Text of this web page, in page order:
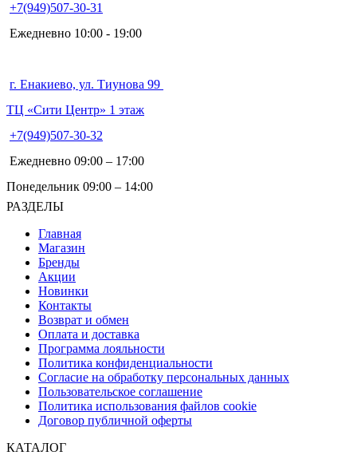
+7(949)507-30-31
Ежедневно 10:00 - 19:00
г. Енакиево, ул. Тиунова 99
ТЦ «Сити Центр» 1 этаж
+7(949)507-30-32
Ежедневно 09:00 – 17:00
Понедельник 09:00 – 14:00
РАЗДЕЛЫ
Главная
Магазин
Бренды
Акции
Новинки
Контакты
Возврат и обмен
Оплата и доставка
Программа лояльности
Политика конфиденциальности
Согласие на обработку персональных данных
Пользовательское соглашение
Политика использования файлов cookie
Договор публичной оферты
КАТАЛОГ